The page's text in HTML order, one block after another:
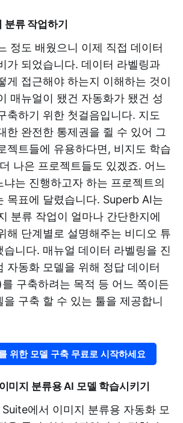
류 작업하기
정도 배웠으니 이제 직접 데이터
가 되었습니다. 데이터 라벨링과
게 접근해야 하는지 이해하는 것이
매뉴얼이 됐건 자동화가 됐건 성
축하기 위한 첫걸음입니다. 지도
한 완전한 통제권을 쥘 수 있어 그
젝트들에 유용하다면, 비지도 학습
나은 프로젝트들도 있겠죠. 어느
냐는 진행하고자 하는 프로젝트의
목표에 달렸습니다. Superb AI는
분류 작업이 얼마나 간단한지에
해 단계별로 설명해주는 비디오 튜
습니다. 매뉴얼 데이터 라벨링을 진
자동화 모델을 위해 정답 데이터
구축하려는 목적 등 어느 쪽이든
을 구축 할 수 있는 툴을 제공합니
위한 모델 구축 무료로 시작하세요
미지 분류용 AI 모델 학습시키기
에서 이미지 분류용 자동화 모